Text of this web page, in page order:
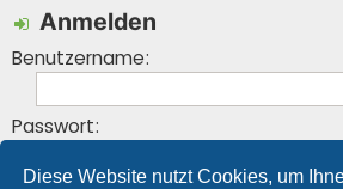
Diese Website nutzt Cookies, um
Anmelden
Benutzername:
Passwort: